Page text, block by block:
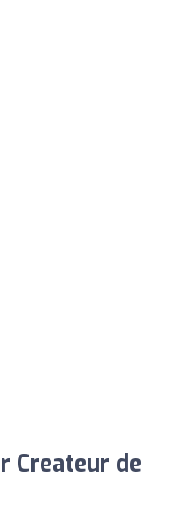
Createur de